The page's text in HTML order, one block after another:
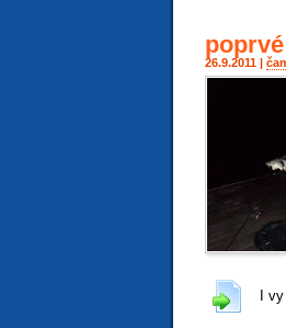
26.9.2011 |
I